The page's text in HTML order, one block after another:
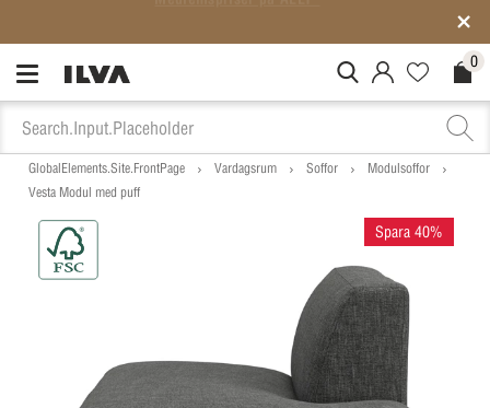
MitIlva.Login 0
GlobalElements.Site.FrontPage Vardagsrum Soffor
Modulsoffor
Vesta Modul med puff
Spara 40%